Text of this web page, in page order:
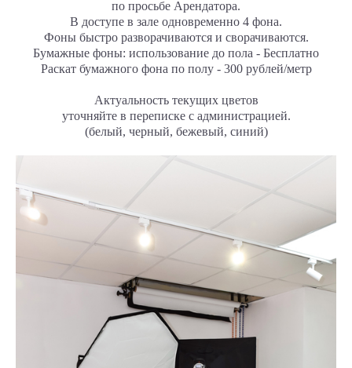
по просьбе Арендатора.
В доступе в зале одновременно 4 фона.
Фоны быстро разворачиваются и сворачиваются.
Бумажные фоны: использование до пола - Бесплатно
Раскат бумажного фона по полу - 300 рублей/метр
Актуальность текущих цветов
уточняйте в переписке с администрацией.
(белый, черный, бежевый, синий)